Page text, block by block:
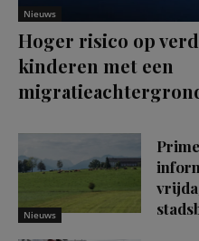
Nieuws
Hoger risico op
kinderen met een
Nieuws